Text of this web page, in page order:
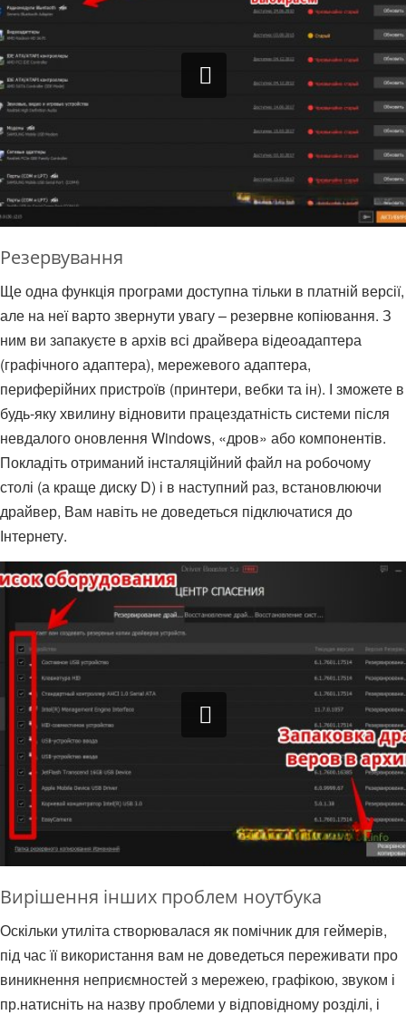
Резервування
Ще одна функція програми доступна тільки в платній версії,
але на неї варто звернути увагу – резервне копіювання. З
ним ви запакуєте в архів всі драйвера відеоадаптера
(графічного адаптера), мережевого адаптера,
периферійних пристроїв (принтери, вебки та ін). І зможете в
будь-яку хвилину відновити працездатність системи після
невдалого оновлення Windows, «дров» або компонентів.
Покладіть отриманий інсталяційний файл на робочому
столі (а краще диску D) і в наступний раз, встановлюючи
драйвер, Вам навіть не доведеться підключатися до
Інтернету.
Вирішення інших проблем ноутбука
Оскільки утиліта створювалася як помічник для геймерів,
під час її використання вам не доведеться переживати про
виникнення неприємностей з мережею, графікою, звуком і
пр.натисніть на назву проблеми у відповідному розділі, і